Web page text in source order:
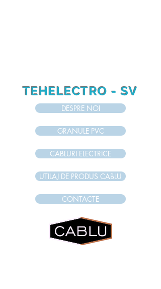
TEHELECTRO - SV
DESPRE NOI
GRANULE PVC
CABLURI ELECTRICE
UTILAJ DE PRODUS CABLU
CONTACTE